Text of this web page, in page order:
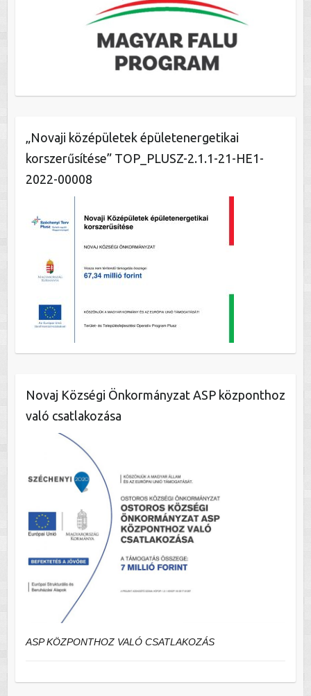
„Novaji középületek épületenergetikai
korszerűsítése” TOP_PLUSZ-2.1.1-21-HE1-
2022-00008
Novaj Községi Önkormányzat ASP központhoz
való csatlakozása
ASP KÖZPONTHOZ VALÓ CSATLAKOZÁS